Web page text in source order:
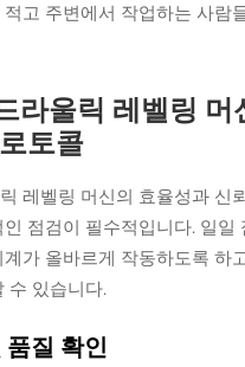
고 주변에서 작업하는 사람
라울릭 레벨링 머
토콜
레벨링 머신의 효율성과 신
점검이 필수적입니다. 일일
가 올바르게 작동하도록 하
수 있습니다.
질 확인